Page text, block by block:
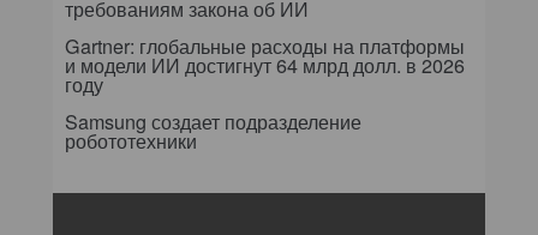
требованиям закона об ИИ
Gartner: глобальные расходы на платформы
и модели ИИ достигнут 64 млрд долл. в 2026
году
Samsung создает подразделение
робототехники